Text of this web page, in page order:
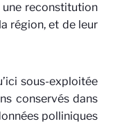
reconstitution
région, et de leur
sous-exploitée
conservés dans
polliniques